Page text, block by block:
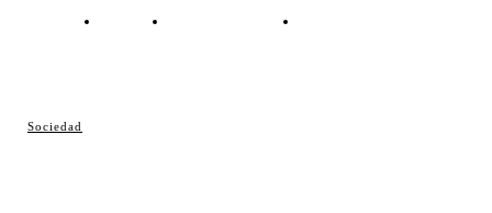
Sociedad
Contacto Política de cookies